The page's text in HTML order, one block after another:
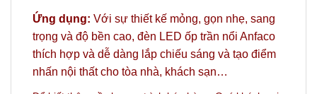
Ứng dụng: Với sự thiết kế mỏng, gọn nhẹ, sang
trọng và độ bền cao, đèn LED ốp trần nổi Anfaco
thích hợp và dễ dàng lắp chiếu sáng và tạo điểm
nhấn nội thất cho tòa nhà, khách sạn…